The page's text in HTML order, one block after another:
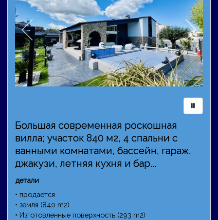
Большая современная роскошная
вилла; участок 840 м2, 4 спальни с
ванными комнатами, бассейн, гараж,
джакузи, летняя кухня и бар...
детали
• продается
• земля (840 m2)
• Изготовленные поверхность (293 m2)